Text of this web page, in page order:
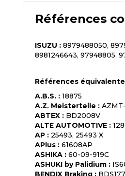
Références
ISUZU : 8979488050,
8981246643, 97948805,
Références
A.B.S. : 18875
A.Z. Meisterteile :
ABTEX : BD2008V
ALTE AUTOMOTIVE :
AP : 25493, 25493 X
APlus : 61608AP
ASHIKA : 60-09-919C
ASHUKI by Palidium :
BENDIX Braking :